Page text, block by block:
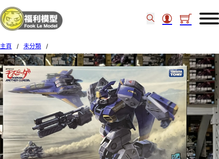
主頁 / 未分類
/
TakaraTomy Toyrise《機甲創世紀》AFC-01X Ω – Regios Omega 日版 08592